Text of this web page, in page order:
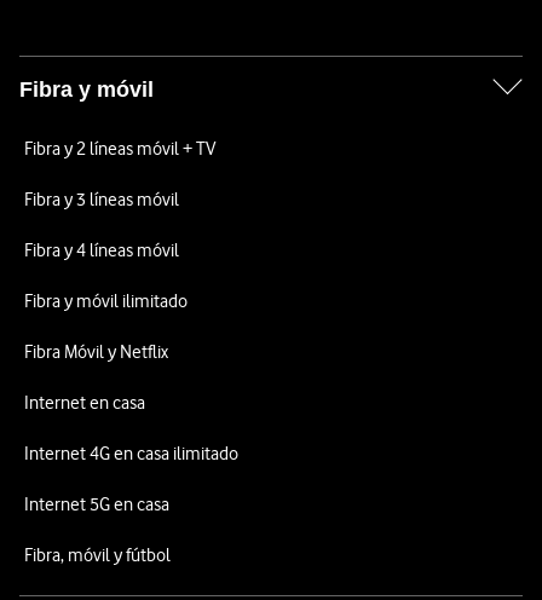
Fibra y móvil
Fibra y 2 líneas móvil + TV
Fibra y 3 líneas móvil
Fibra y 4 líneas móvil
Fibra y móvil ilimitado
Fibra Móvil y Netflix
Internet en casa
Internet 4G en casa ilimitado
Internet 5G en casa
Fibra, móvil y fútbol